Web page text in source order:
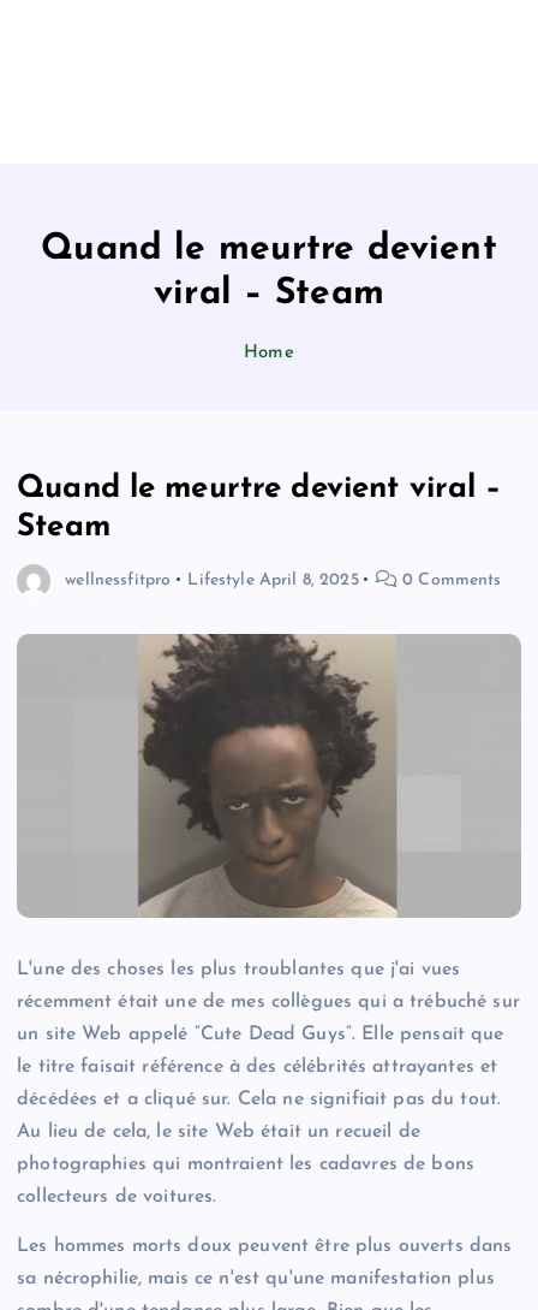
Quand le meurtre devient
viral – Steam
Home
Quand le meurtre devient viral –
Steam
wellnessfitpro Lifestyle April 8, 2025 0 Comments
L'une des choses les plus troublantes que j'ai vues
récemment était une de mes collègues qui a trébuché sur
un site Web appelé “Cute Dead Guys”. Elle pensait que
le titre faisait référence à des célébrités attrayantes et
décédées et a cliqué sur. Cela ne signifiait pas du tout.
Au lieu de cela, le site Web était un recueil de
photographies qui montraient les cadavres de bons
collecteurs de voitures.
Les hommes morts doux peuvent être plus ouverts dans
sa nécrophilie, mais ce n'est qu'une manifestation plus